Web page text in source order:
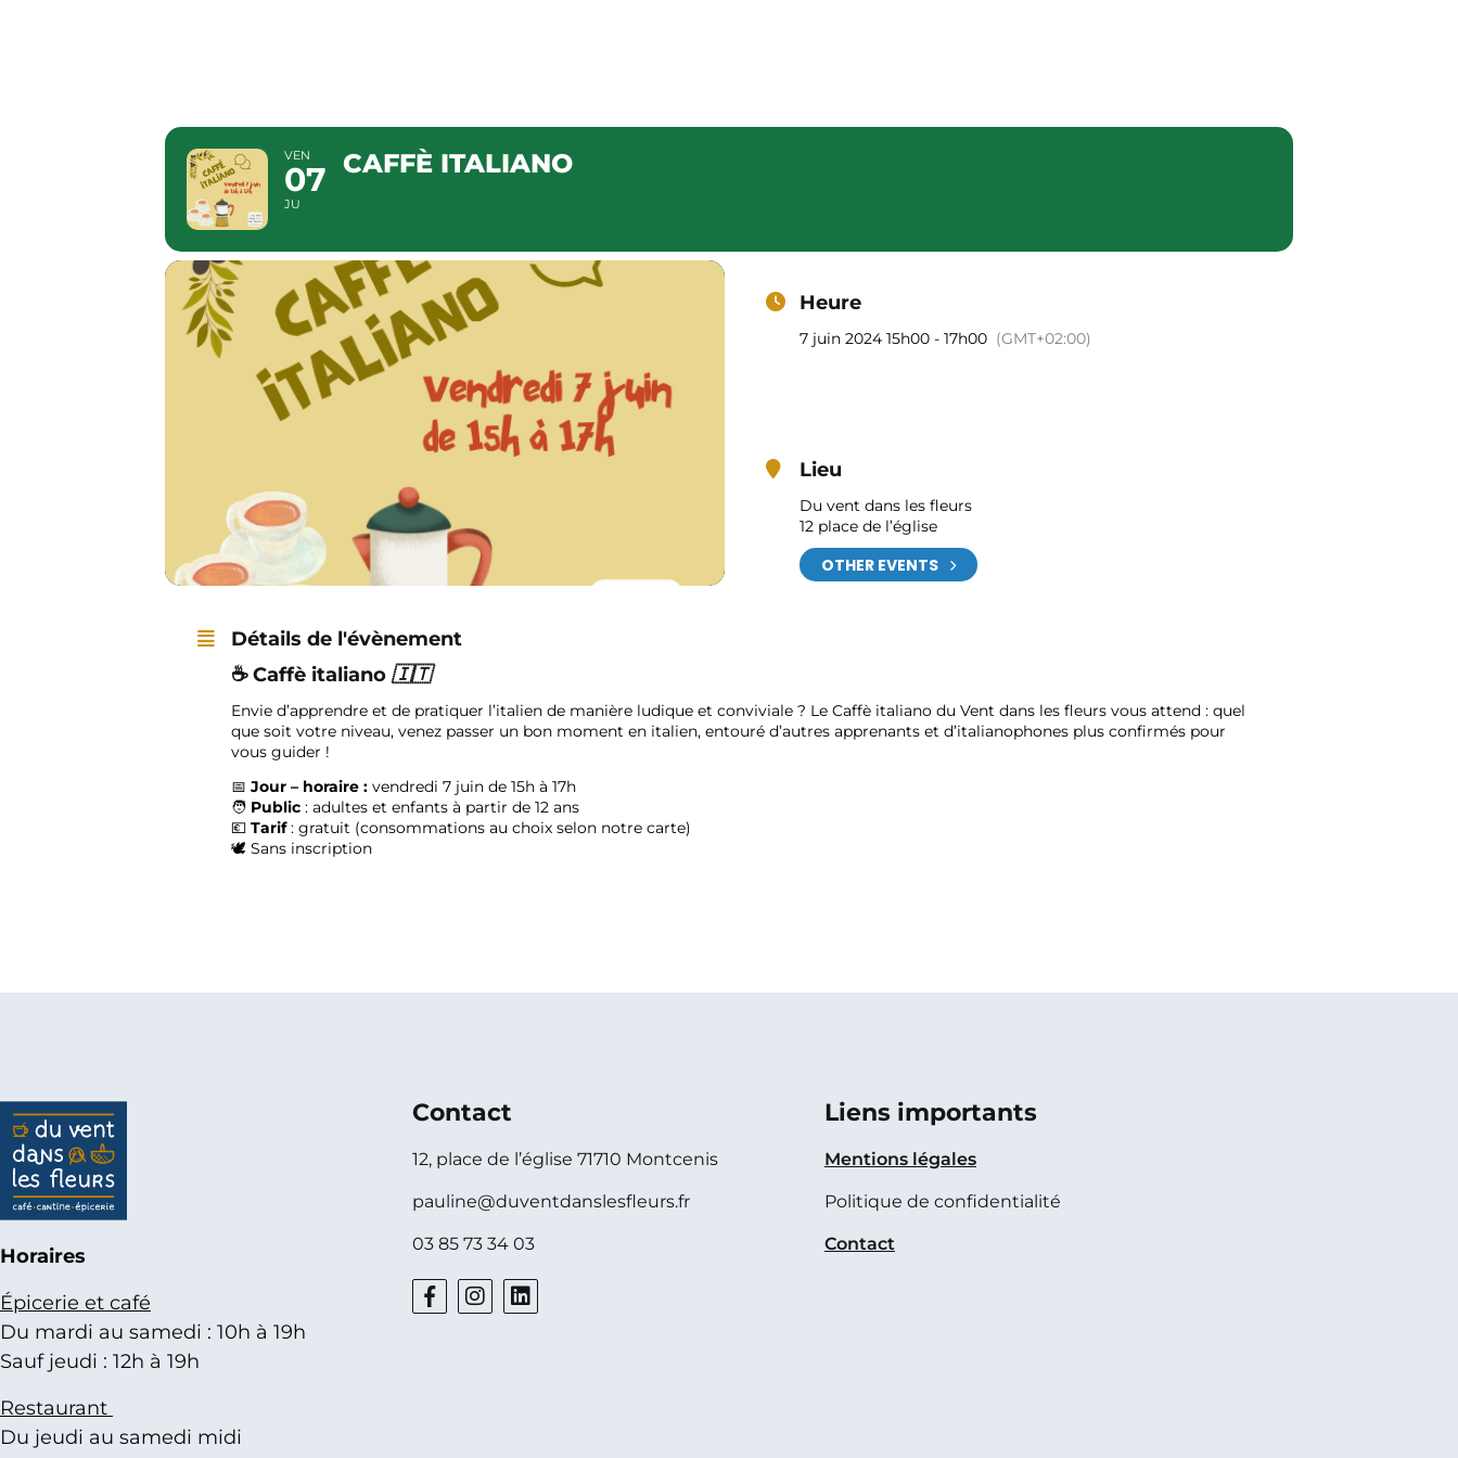
VEN
07
JU
CAFFÈ ITALIANO
Heure
7 juin 2024 15h00 - 17h00 (GMT+02:00)
Lieu
Du vent dans les fleurs
12 place de l’église
OTHER EVENTS
Détails de l'évènement
☕Caffè italiano 🇮🇹
Envie d’apprendre et de pratiquer l’italien de manière ludique et conviviale ? Le Caffè italiano du Vent dans les fleurs vous attend : quel
que soit votre niveau, venez passer un bon moment en italien, entouré d’autres apprenants et d’italianophones plus confirmés pour
vous guider !
📅 Jour – horaire : vendredi 7 juin de 15h à 17h
🧑 Public : adultes et enfants à partir de 12 ans
💶 Tarif: gratuit (consommations au choix selon notre carte)
🕊️ Sans inscription
Horaires
Épicerie et café
Du mardi au samedi : 10h à 19h
Sauf jeudi : 12h à 19h
Restaurant
Du jeudi au samedi midi
Contact
12, place de l’église 71710 Montcenis
pauline@duventdanslesfleurs.fr
03 85 73 34 03
Liens importants
Mentions légales
Politique de confidentialité
Contact